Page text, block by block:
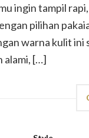
ingin tampil
pilihan
warna kulit ini
alami, […]